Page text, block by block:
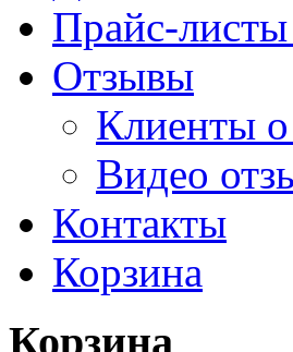
Прайс-
Отзывы
Клиенты о
Видео
Контакты
Корзина
Корзина